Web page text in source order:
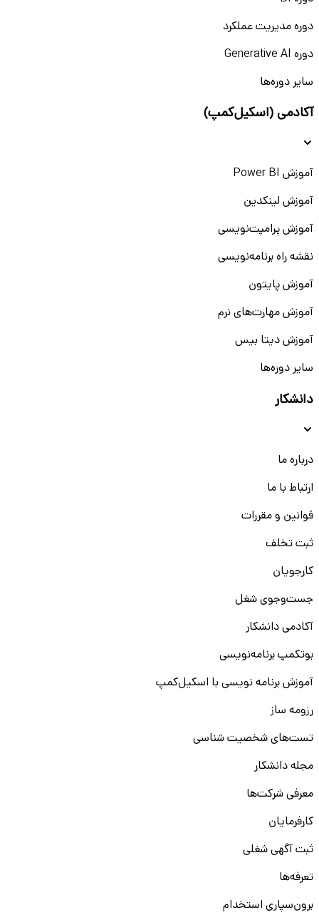
دوره مدیریت عملکرد
دوره Generative AI
سایر دوره‌ها
آکادمی (اسکیل‌کمپ)
آموزش Power BI
آموزش لینکدین
آموزش پرامپت‌نویسی
نقشه راه برنامه‌نویسی
آموزش پایتون
آموزش مهارت‌های نرم
آموزش دیتا بیس
سایر دوره‌ها
دانشکار
درباره ما
ارتباط با ما
قوانین و مقررات
ثبت تخلف
کارجویان
جست‌و‌جوی شغل
آکادمی دانشکار
بوتکمپ برنامه‌نویسی
آموزش برنامه نویسی با اسکیل‌کمپ
رزومه ساز
تست‌های شخصیت شناسی
مجله دانشکار
معرفی شرکت‌ها
کارفرمایان
ثبت آگهی شغلی
تعرفه‌ها
برون‌سپاری استخدام